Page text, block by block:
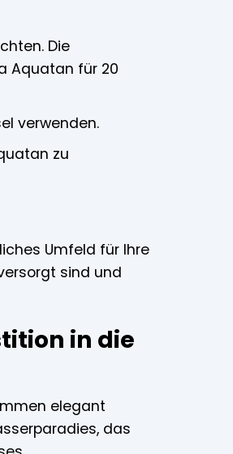
Die
Aquatan für 20
verwenden.
zu
Umfeld für Ihre
sind und
in die
elegant
das